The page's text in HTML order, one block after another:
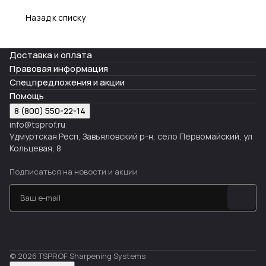
Назад к списку
Доставка и оплата
Правовая информация
Спецпредложения и акции
Помощь
8 (800) 550-22-14
info@tsprof.ru
Удмуртская Респ, Завьяловский р-н, село Первомайский, ул
Кольцевая, 8
Подписаться на новости и акции
© 2026 TSPROF Sharpening Systems